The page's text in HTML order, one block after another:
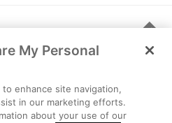
ルート
を見る
My Personal
enhance site navigation,
in our marketing efforts.
about your use of our